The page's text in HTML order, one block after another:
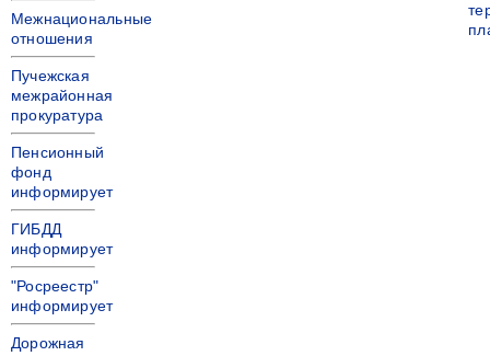
Межнациональные
отношения
Пучежская
межрайонная
прокуратура
Пенсионный
фонд
информирует
ГИБДД
информирует
"Росреестр"
информирует
Дорожная